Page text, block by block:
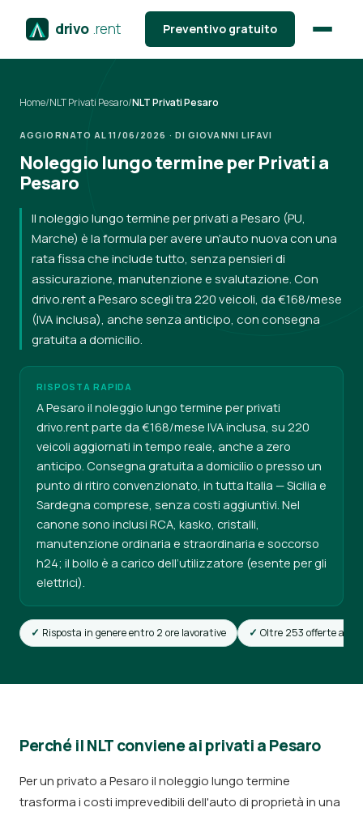
drivo .rent Preventivo gratuito
Home/NLT Privati Pesaro/NLT Privati Pesaro
AGGIORNATO AL 11/06/2026 · DI GIOVANNI LIFAVI
Noleggio lungo termine per Privati a
Pesaro
Il noleggio lungo termine per privati a Pesaro (PU,
Marche) è la formula per avere un'auto nuova con una
rata fissa che include tutto, senza pensieri di
assicurazione, manutenzione e svalutazione. Con
drivo.rent a Pesaro scegli tra 220 veicoli, da €168/mese
(IVA inclusa), anche senza anticipo, con consegna
gratuita a domicilio.
RISPOSTA RAPIDA
A Pesaro il noleggio lungo termine per privati
drivo.rent parte da €168/mese IVA inclusa, su 220
veicoli aggiornati in tempo reale, anche a zero
anticipo. Consegna gratuita a domicilio o presso un
punto di ritiro convenzionato, in tutta Italia — Sicilia e
Sardegna comprese, senza costi aggiuntivi. Nel
canone sono inclusi RCA, kasko, cristalli,
manutenzione ordinaria e straordinaria e soccorso
h24; il bollo è a carico dell’utilizzatore (esente per gli
elettrici).
Risposta in genere entro 2 ore lavorative Oltre 253 offerte attive
Perché il NLT conviene ai privati a Pesaro
Per un privato a Pesaro il noleggio lungo termine
trasforma i costi imprevedibili dell'auto di proprietà in una